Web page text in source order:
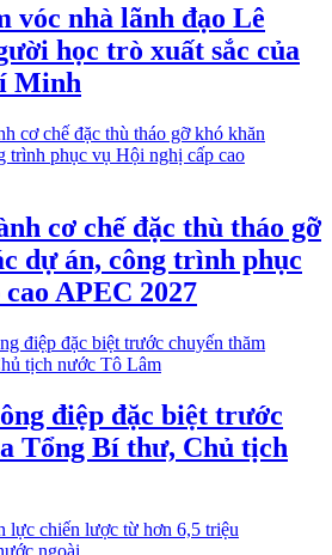
vóc nhà lãnh đạo Lê
học trò xuất sắc của
Minh
cơ chế đặc thù tháo gỡ
dự án, công trình phục
APEC 2027
điệp đặc biệt trước
Tổng Bí thư, Chủ tịch